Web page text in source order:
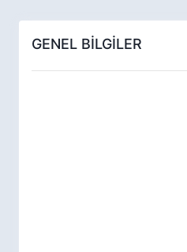
GENEL BİLGİLER